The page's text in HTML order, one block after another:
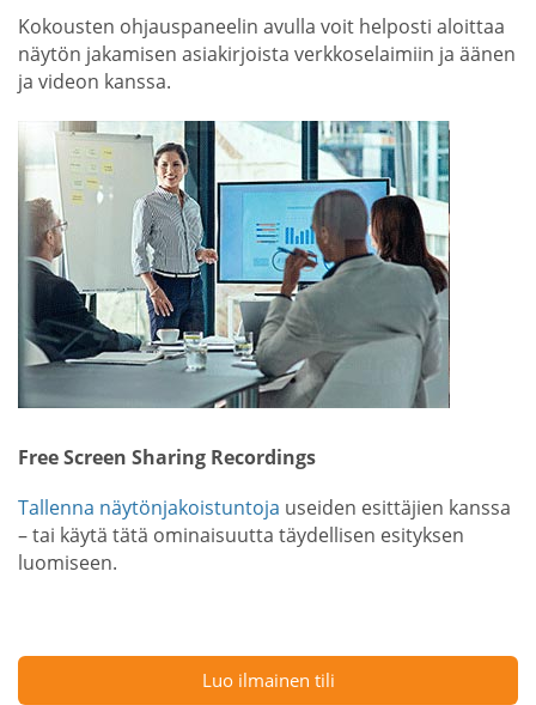
Kokousten ohjauspaneelin avulla voit helposti aloittaa
näytön jakamisen asiakirjoista verkkoselaimiin ja äänen
ja videon kanssa.
Free Screen Sharing Recordings
Tallenna näytönjakoistuntoja useiden esittäjien kanssa
– tai käytä tätä ominaisuutta täydellisen esityksen
luomiseen.
Luo ilmainen tili